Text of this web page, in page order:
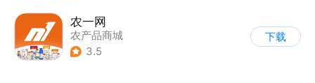
农一网
农产品商城
3.5
下载